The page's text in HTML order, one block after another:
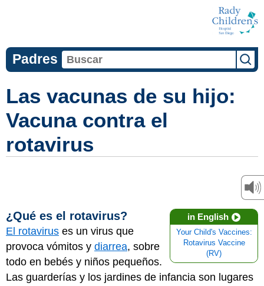
Padres
Las vacunas de su hijo:
Vacuna contra el
rotavirus
in English
Your Child's Vaccines:
Rotavirus Vaccine
(RV)
¿Qué es el rotavirus?
El rotavirus es un virus que
provoca vómitos y diarrea, sobre
todo en bebés y niños pequeños.
Las guarderías y los jardines de infancia son lugares